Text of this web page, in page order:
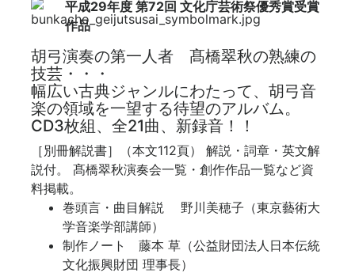
平成29年度 第72回 文化庁芸術祭優秀賞受賞
作品
胡弓演奏の第一人者 髙橋翠秋の熟練の
技芸・・・
幅広い古典ジャンルにわたって、胡弓音
楽の領域を一望する待望のアルバム。
CD3枚組、全21曲、新録音！！
［別冊解説書］（本文112頁） 解説・詞章・英文解
説付。 髙橋翠秋演奏会一覧・創作作品一覧など資
料掲載。
巻頭言・曲目解説 野川美穂子（東京藝術大
学音楽学部講師）
制作ノート 藤本 草（公益財団法人日本伝統
文化振興財団 理事長）